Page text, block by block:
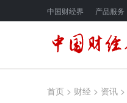
中国财经界 产品服务
首页 > 财经 > 资讯 >